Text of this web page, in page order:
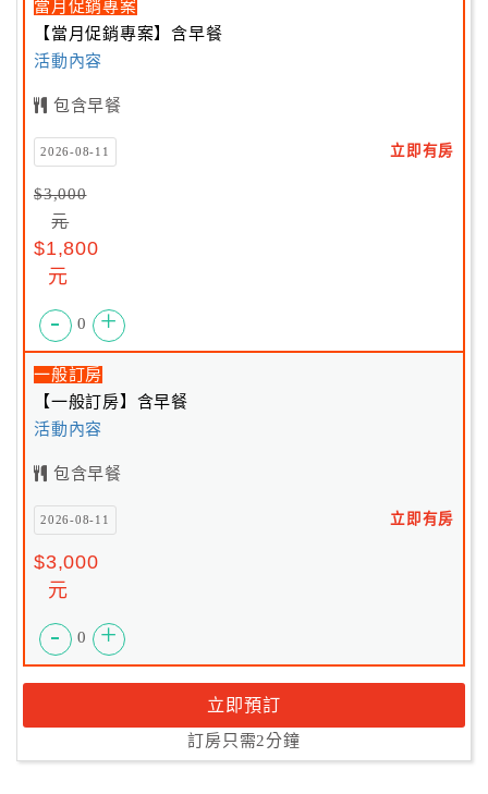
當月促銷專案
【當月促銷專案】含早餐
活動內容
包含早餐
2026-08-11 立即有房
$3,000
元
$1,800
元
- 0 +
一般訂房
【一般訂房】含早餐
活動內容
包含早餐
2026-08-11 立即有房
$3,000
元
- 0 +
立即預訂
訂房只需2分鐘